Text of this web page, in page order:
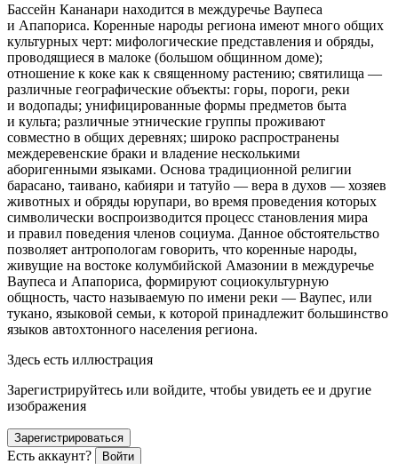
Бассейн Кананари находится в междуречье Ваупеса
и Апапориса. Коренные народы региона имеют много общих
культурных черт: мифологические представления и обряды,
проводящиеся в малоке (большом общинном доме);
отношение к коке как к священному растению; святилища —
различные географические объекты: горы, пороги, реки
и водопады; унифицированные формы предметов быта
и культа; различные этнические группы проживают
совместно в общих деревнях; широко распространены
междеревенские браки и владение несколькими
аборигенными языками. Основа традиционной религии
барасано, таивано, кабияри и татуйо — вера в духов — хозяев
животных и обряды юрупари, во время проведения которых
символически воспроизводится процесс становления мира
и правил поведения членов социума. Данное обстоятельство
позволяет антропологам говорить, что коренные народы,
живущие на востоке колумбийской Амазонии в междуречье
Ваупеса и Апапориса, формируют социокультурную
общность, часто называемую по имени реки — Ваупес, или
тукано, языковой семьи, к которой принадлежит большинство
языков автохтонного населения региона.
Здесь есть иллюстрация
Зарегистрируйтесь или войдите, чтобы увидеть ее и другие
изображения
Зарегистрироваться
Есть аккаунт? Войти